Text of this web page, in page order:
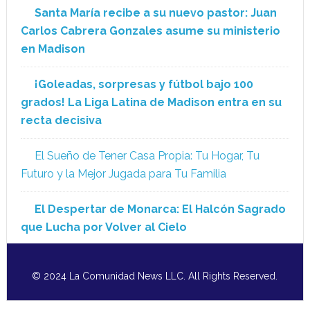
Santa María recibe a su nuevo pastor: Juan
Carlos Cabrera Gonzales asume su ministerio
en Madison
¡Goleadas, sorpresas y fútbol bajo 100
grados! La Liga Latina de Madison entra en su
recta decisiva
El Sueño de Tener Casa Propia: Tu Hogar, Tu
Futuro y la Mejor Jugada para Tu Familia
El Despertar de Monarca: El Halcón Sagrado
que Lucha por Volver al Cielo
© 2024 La Comunidad News LLC. All Rights Reserved.